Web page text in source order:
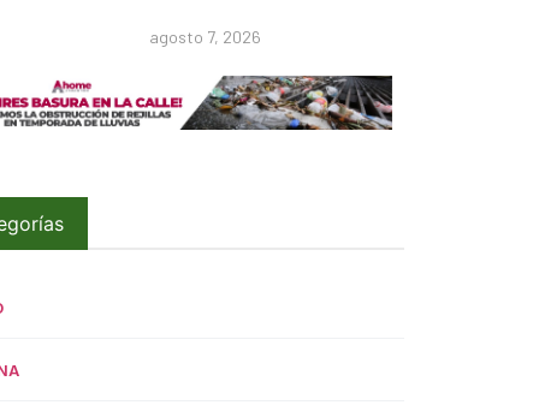
agosto 7, 2026